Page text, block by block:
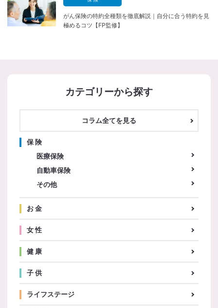
がん保険の特約全種類を徹底解説｜自分に合う特約を見
極めるコツ【FP監修】
カテゴリーから探す
コラム全てを見る
保 険
医療保険
自動車保険
その他
お 金
女 性
健 康
子 供
ライフステージ